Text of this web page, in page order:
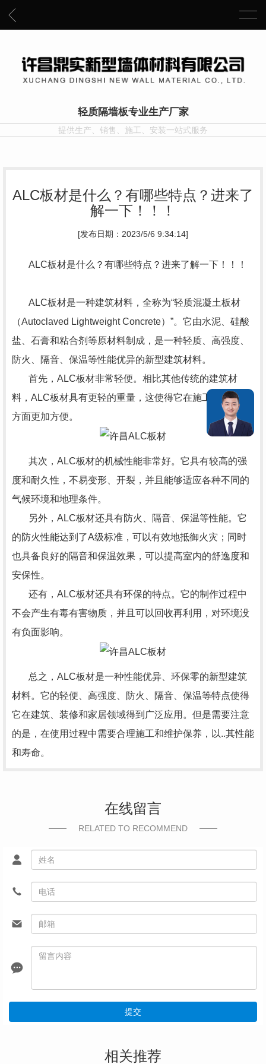
轻质隔墙板专业生产厂家
提供生产、销售、施工、安装一站式服务
ALC板材是什么？有哪些特点？进来了
解一下！！！
[发布日期：2023/5/6 9:34:14]
ALC板材是什么？有哪些特点？进来了解一下！！！
ALC板材是一种建筑材料，全称为“轻质混凝土板材
（Autoclaved Lightweight Concrete）”。它由水泥、硅酸
盐、石膏和粘合剂等原材料制成，是一种轻质、高强度、
防火、隔音、保温等性能优异的新型建筑材料。
首先， ALC板材非常轻便。相比其他传统的建筑材
料，ALC板材具有更轻的重量，这使得它在施工、运输等
方面更加方便。
其次，ALC板材的机械性能非常好。它具有较高的强
度和耐久性，不易变形、开裂，并且能够适应各种不同的
气候环境和地理条件。
另外，ALC板材还具有防火、隔音、保温等性能。它
的防火性能达到了A级标准，可以有效地抵御火灾；同时
也具备良好的隔音和保温效果，可以提高室内的舒逸度和
安保性。
还有，ALC板材还具有环保的特点。它的制作过程中
不会产生有毒有害物质，并且可以回收再利用，对环境没
有负面影响。
总之， ALC板材是一种性能优异、环保零的新型建筑
材料。它的轻便、高强度、防火、隔音、保温等特点使得
它在建筑、装修和家居领域得到广泛应用。但是需要注意
的是，在使用过程中需要合理施工和维护保养，以..其性能
和寿命。
在线留言
RELATED TO RECOMMEND
提交
相关推荐